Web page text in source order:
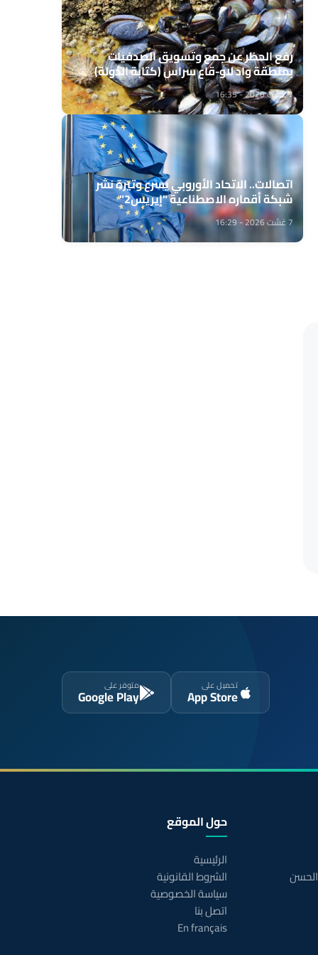
رفع الحظر عن جمع وتسويق الصدفيات
بمنطقة واد لاو-قاع سراس (كتابة الدولة)
7 غشت 2026 - 16:35
اتصالات.. الاتحاد الأوروبي يسرع وتيرة نشر
شبكة أقماره الاصطناعية "إيريس2"
7 غشت 2026 - 16:29
تحميل على
App Store
متوفر على
Google Play
حول الموقع
الرئيسية
الشروط القانونية
سياسة الخصوصية
اتصل بنا
En français